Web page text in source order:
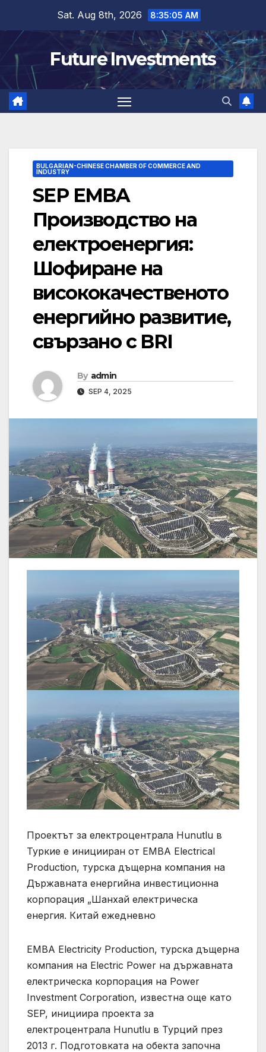
content
Sat. Aug 8th, 2026 8:35:06 AM
Future Investments
BULGARIAN-CHINESE CHAMBER OF COMMERCE AND
INDUSTRY
SEP EMBA
Производство на
електроенергия:
Шофиране на
висококачественото
енергийно развитие,
свързано с BRI
By admin
SEP 4, 2025
Проектът за електроцентрала Hunutlu в
Туркие е иницииран от EMBA Electrical
Production, турска дъщерна компания на
Държавната енергийна инвестиционна
корпорация „Шанхай електрическа
енергия. Китай ежедневно
EMBA Electricity Production, турска дъщерна
компания на Electric Power на държавната
електрическа корпорация на Power
Investment Corporation, известна още като
SEP, инициира проекта за
електроцентрала Hunutlu в Турций през
2013 г. Подготовката на обекта започна